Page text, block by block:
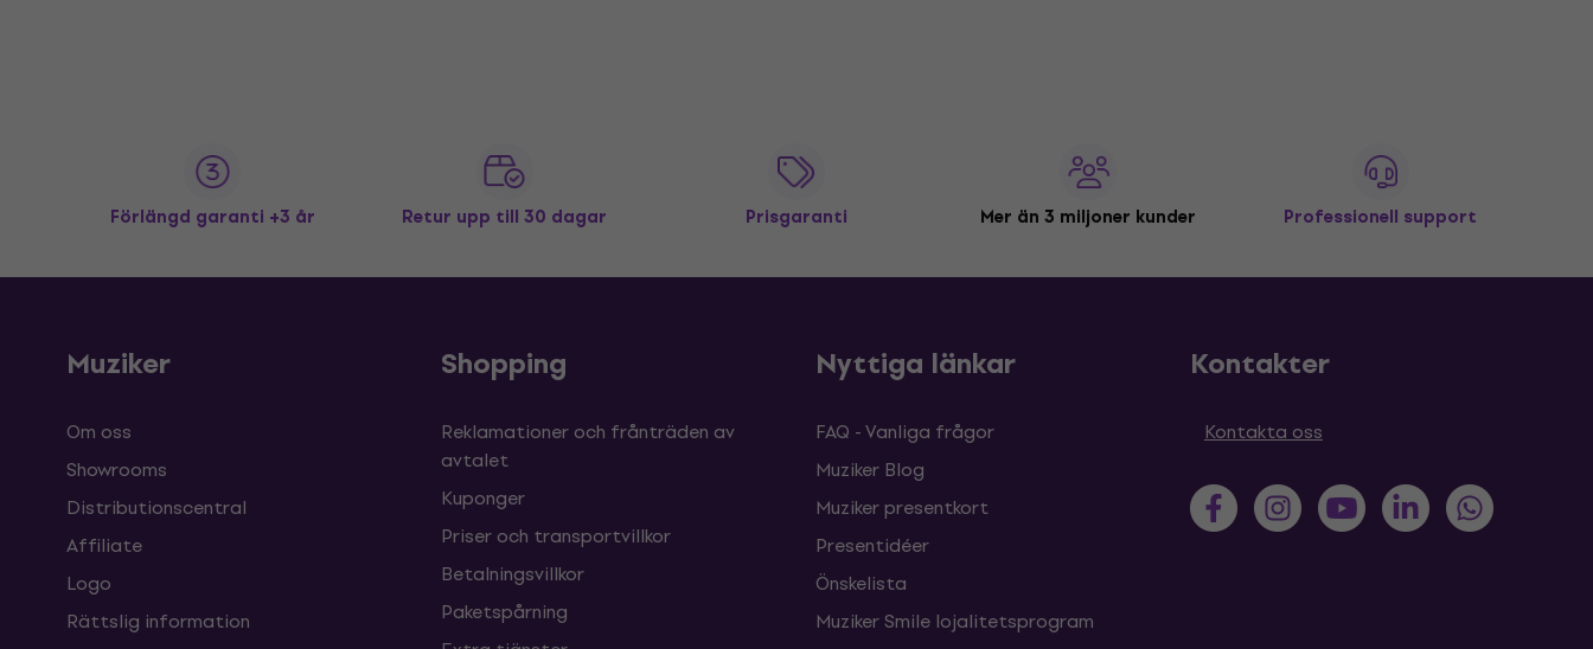
Förlängd garanti +3 år Retur upp till 30 dagar Prisgaranti Mer än 3 miljoner kunder Professionell support
Muziker
Om oss
Showrooms
Distributionscentral
Affiliate
Logo
Rättslig information
Shopping
Reklamationer och frånträden av
avtalet
Kuponger
Priser och transportvillkor
Betalningsvillkor
Paketspårning
Nyttiga länkar
FAQ - Vanliga frågor
Muziker Blog
Muziker presentkort
Presentidéer
Önskelista
Muziker Smile lojalitetsprogram
Kontakter
Kontakta oss